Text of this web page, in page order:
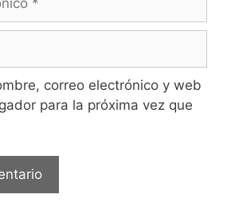
correo electrónico y web
para la próxima vez que